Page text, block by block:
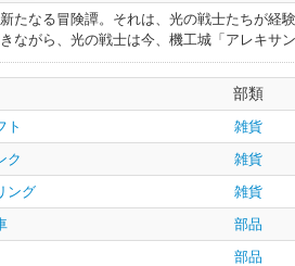
たなる冒険譚。それは、光の戦士たちが経
ながら、光の戦士は今、機工城「アレキサ
部類
ト
雑貨
ク
雑貨
ング
雑貨
部品
部品